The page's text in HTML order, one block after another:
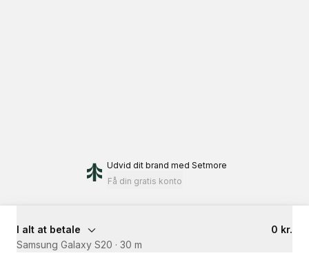
Udvid dit brand med Setmore
Få din gratis konto
I alt at betale
0 kr.
Samsung Galaxy S20 · 30 m